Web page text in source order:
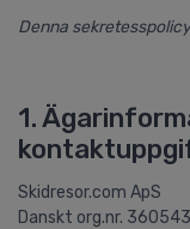
Denna
1.
Skidresor.com ApS
Danskt org.nr.